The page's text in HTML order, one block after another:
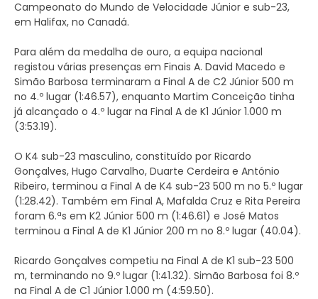
Campeonato do Mundo de Velocidade Júnior e sub-23,
em Halifax, no Canadá.
Para além da medalha de ouro, a equipa nacional
registou várias presenças em Finais A. David Macedo e
Simão Barbosa terminaram a Final A de C2 Júnior 500 m
no 4.º lugar (1:46.57), enquanto Martim Conceição tinha
já alcançado o 4.º lugar na Final A de K1 Júnior 1.000 m
(3:53.19).
O K4 sub-23 masculino, constituído por Ricardo
Gonçalves, Hugo Carvalho, Duarte Cerdeira e António
Ribeiro, terminou a Final A de K4 sub-23 500 m no 5.º lugar
(1:28.42). Também em Final A, Mafalda Cruz e Rita Pereira
foram 6.ªs em K2 Júnior 500 m (1:46.61) e José Matos
terminou a Final A de K1 Júnior 200 m no 8.º lugar (40.04).
Ricardo Gonçalves competiu na Final A de K1 sub-23 500
m, terminando no 9.º lugar (1:41.32). Simão Barbosa foi 8.º
na Final A de C1 Júnior 1.000 m (4:59.50).